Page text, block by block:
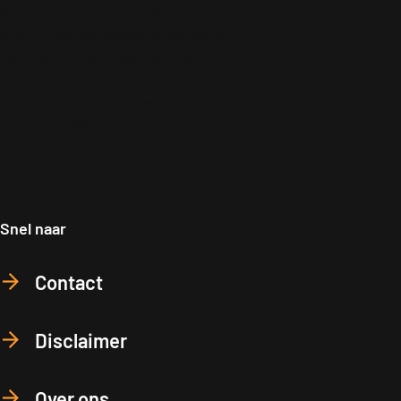
Snel naar
Contact
Disclaimer